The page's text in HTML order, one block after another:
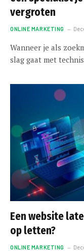
vergroten
ONLINE MARKETING
Wanneer je als
slag gaat met
Een website
op letten?
ONLINE MARKETING